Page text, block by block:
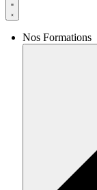
Nos Formations